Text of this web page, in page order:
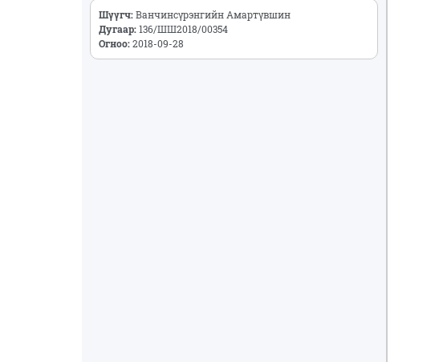
Шүүгч:Ванчинсүрэнгийн Амартүвшин
Дугаар:136/ШШ2018/00354
Огноо:2018-09-28